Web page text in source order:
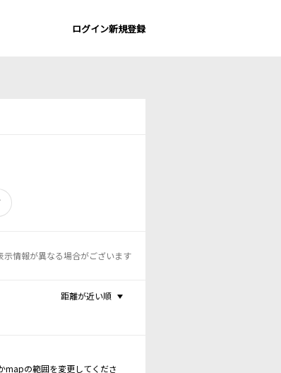
ログイン新規登録
情報が異なる場合がございます
距離が近い順
mapの範囲を変更してくださ